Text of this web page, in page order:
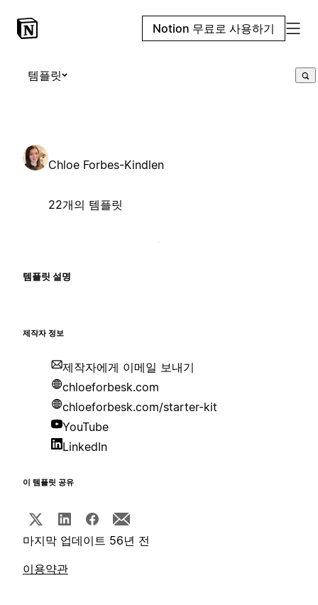
Notion 무료로 사용하기
템플릿
Chloe Forbes-Kindlen
22개의 템플릿
템플릿 설명
제작자 정보
제작자에게 이메일 보내기
chloeforbesk.com
chloeforbesk.com/starter-kit
YouTube
LinkedIn
이 템플릿 공유
마지막 업데이트 56년 전
이용약관